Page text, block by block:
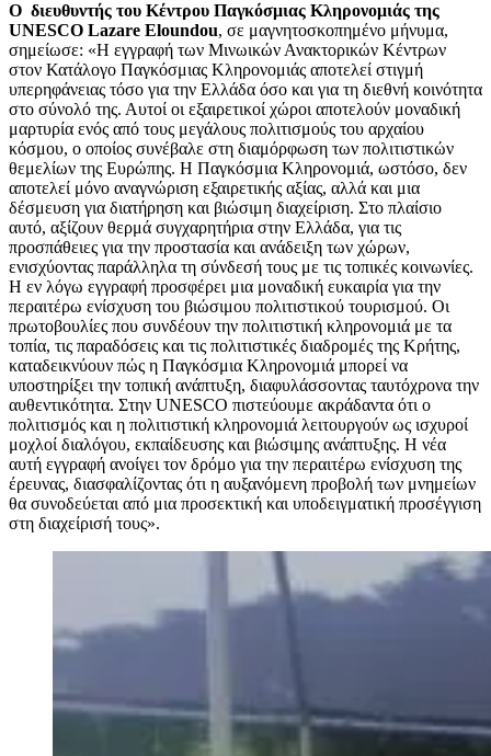
Ο διευθυντής του Κέντρου Παγκόσμιας Κληρονομιάς της
UNESCO Lazare Eloundou, σε μαγνητοσκοπημένο μήνυμα,
σημείωσε: «Η εγγραφή των Μινωικών Ανακτορικών Κέντρων
στον Κατάλογο Παγκόσμιας Κληρονομιάς αποτελεί στιγμή
υπερηφάνειας τόσο για την Ελλάδα όσο και για τη διεθνή κοινότητα
στο σύνολό της. Αυτοί οι εξαιρετικοί χώροι αποτελούν μοναδική
μαρτυρία ενός από τους μεγάλους πολιτισμούς του αρχαίου
κόσμου, ο οποίος συνέβαλε στη διαμόρφωση των πολιτιστικών
θεμελίων της Ευρώπης. Η Παγκόσμια Κληρονομιά, ωστόσο, δεν
αποτελεί μόνο αναγνώριση εξαιρετικής αξίας, αλλά και μια
δέσμευση για διατήρηση και βιώσιμη διαχείριση. Στο πλαίσιο
αυτό, αξίζουν θερμά συγχαρητήρια στην Ελλάδα, για τις
προσπάθειες για την προστασία και ανάδειξη των χώρων,
ενισχύοντας παράλληλα τη σύνδεσή τους με τις τοπικές κοινωνίες.
Η εν λόγω εγγραφή προσφέρει μια μοναδική ευκαιρία για την
περαιτέρω ενίσχυση του βιώσιμου πολιτιστικού τουρισμού. Οι
πρωτοβουλίες που συνδέουν την πολιτιστική κληρονομιά με τα
τοπία, τις παραδόσεις και τις πολιτιστικές διαδρομές της Κρήτης,
καταδεικνύουν πώς η Παγκόσμια Κληρονομιά μπορεί να
υποστηρίξει την τοπική ανάπτυξη, διαφυλάσσοντας ταυτόχρονα την
αυθεντικότητα. Στην UNESCO πιστεύουμε ακράδαντα ότι ο
πολιτισμός και η πολιτιστική κληρονομιά λειτουργούν ως ισχυροί
μοχλοί διαλόγου, εκπαίδευσης και βιώσιμης ανάπτυξης. Η νέα
αυτή εγγραφή ανοίγει τον δρόμο για την περαιτέρω ενίσχυση της
έρευνας, διασφαλίζοντας ότι η αυξανόμενη προβολή των μνημείων
θα συνοδεύεται από μια προσεκτική και υποδειγματική προσέγγιση
στη διαχείρισή τους».